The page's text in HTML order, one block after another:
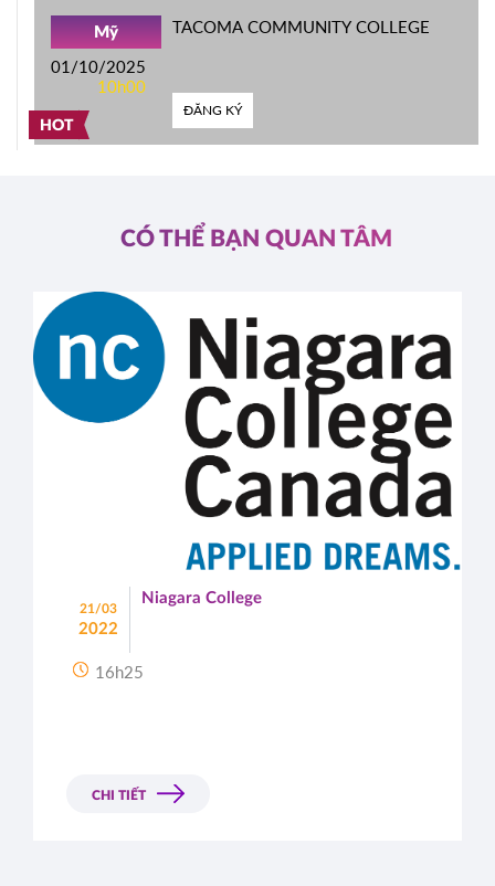
HOT
Mỹ
01/10/2025
10h00
TACOMA COMMUNITY COLLEGE
ĐĂNG KÝ
CÓ THỂ BẠN QUAN TÂM
21/03
2022
Niagara College
16h25
CHI TIẾT